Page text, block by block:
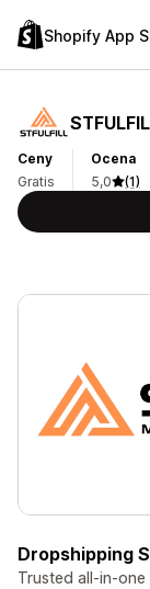
Shopify App
Ceny
Gratis
Ocena
5,0
(1)
Dropshipping
Trusted all-in-